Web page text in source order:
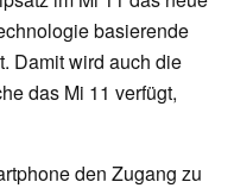
basierende
Damit wird auch die
das Mi 11 verfügt,
den Zugang zu